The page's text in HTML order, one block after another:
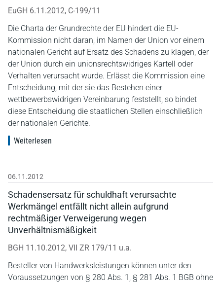
EuGH 6.11.2012, C-199/11
Die Charta der Grundrechte der EU hindert die EU-
Kommission nicht daran, im Namen der Union vor einem
nationalen Gericht auf Ersatz des Schadens zu klagen, der
der Union durch ein unionsrechtswidriges Kartell oder
Verhalten verursacht wurde. Erlässt die Kommission eine
Entscheidung, mit der sie das Bestehen einer
wettbewerbswidrigen Vereinbarung feststellt, so bindet
diese Entscheidung die staatlichen Stellen einschließlich
der nationalen Gerichte.
Weiterlesen
06.11.2012
Schadensersatz für schuldhaft verursachte
Werkmängel entfällt nicht allein aufgrund
rechtmäßiger Verweigerung wegen
Unverhältnismäßigkeit
BGH 11.10.2012, VII ZR 179/11 u.a.
Besteller von Handwerksleistungen können unter den
Voraussetzungen von § 280 Abs. 1, § 281 Abs. 1 BGB ohne